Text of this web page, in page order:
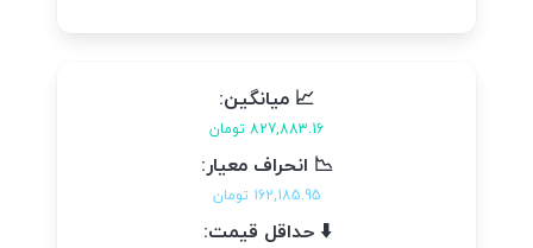
📈 میانگین:
827,883.16 تومان
📉 انحراف معیار:
162,185.95 تومان
⬇️ حداقل قیمت: